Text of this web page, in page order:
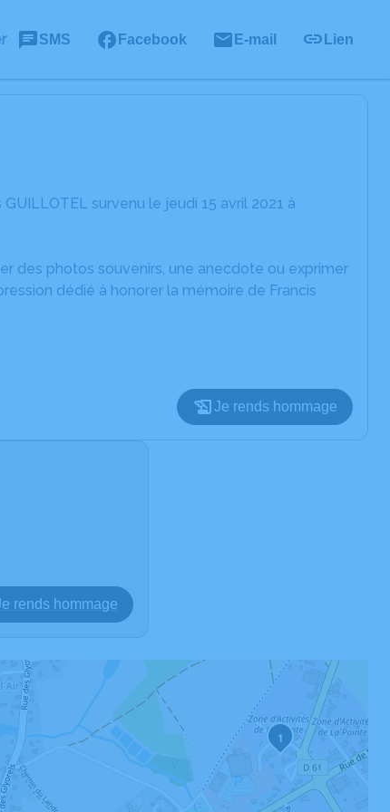
SMS Facebook E-mail Lien
survenu le jeudi 15 avril 2021 à
des photos souvenirs, une anecdote ou exprimer
dédié à honorer la mémoire de Francis
Je rends hommage
rends hommage
1